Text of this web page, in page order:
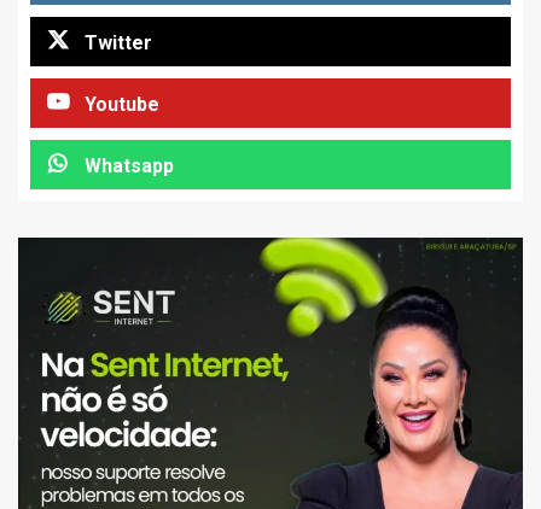
Twitter
Youtube
Whatsapp